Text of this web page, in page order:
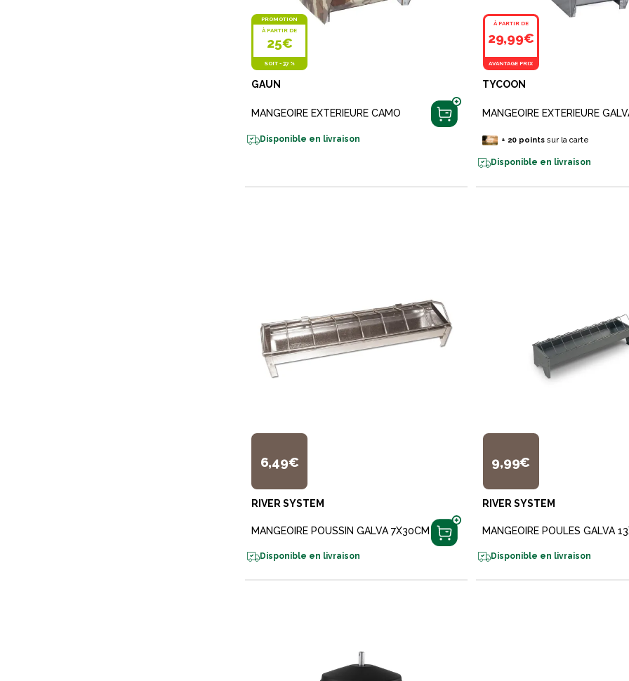
PROMOTION
À PARTIR DE
25€
SOIT -37 %
GAUN
MANGEOIRE EXTERIEURE CAMO
Disponible en livraison
À PARTIR DE
29,99€
AVANTAGE PRIX
TYCOON
MANGEOIRE EXTERIEURE
+ 20pointssur la carte
Disponible en livraison
6,49€
RIVER SYSTEM
MANGEOIRE POUSSIN GALVA 7X30CM
Disponible en livraison
9,99€
RIVER SYSTEM
MANGEOIRE POULES GALVA
Disponible en livraison